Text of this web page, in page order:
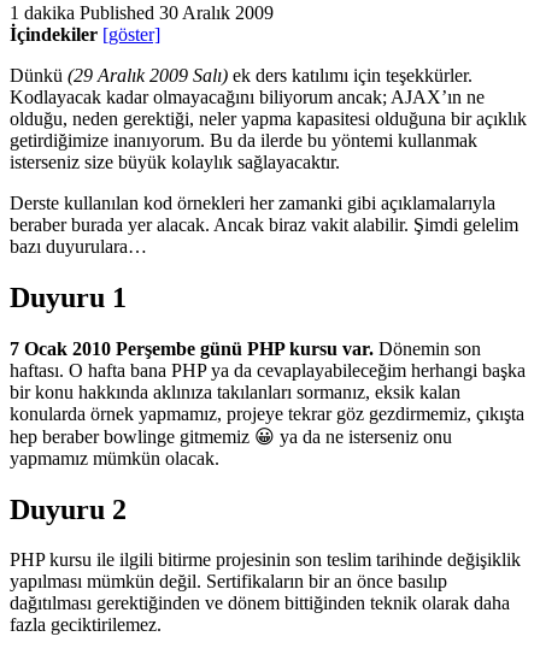
1 dakika Published 30 Aralık 2009
İçindekiler [göster]
Dünkü (29 Aralık 2009 Salı) ek ders katılımı için teşekkürler.
Kodlayacak kadar olmayacağını biliyorum ancak; AJAX’ın ne
olduğu, neden gerektiği, neler yapma kapasitesi olduğuna bir açıklık
getirdiğimize inanıyorum. Bu da ilerde bu yöntemi kullanmak
isterseniz size büyük kolaylık sağlayacaktır.
Derste kullanılan kod örnekleri her zamanki gibi açıklamalarıyla
beraber burada yer alacak. Ancak biraz vakit alabilir. Şimdi gelelim
bazı duyurulara…
Duyuru 1
7 Ocak 2010 Perşembe günü PHP kursu var. Dönemin son
haftası. O hafta bana PHP ya da cevaplayabileceğim herhangi başka
bir konu hakkında aklınıza takılanları sormanız, eksik kalan
konularda örnek yapmamız, projeye tekrar göz gezdirmemiz, çıkışta
hep beraber bowlinge gitmemiz 😀 ya da ne isterseniz onu
yapmamız mümkün olacak.
Duyuru 2
PHP kursu ile ilgili bitirme projesinin son teslim tarihinde değişiklik
yapılması mümkün değil. Sertifikaların bir an önce basılıp
dağıtılması gerektiğinden ve dönem bittiğinden teknik olarak daha
fazla geciktirilemez.